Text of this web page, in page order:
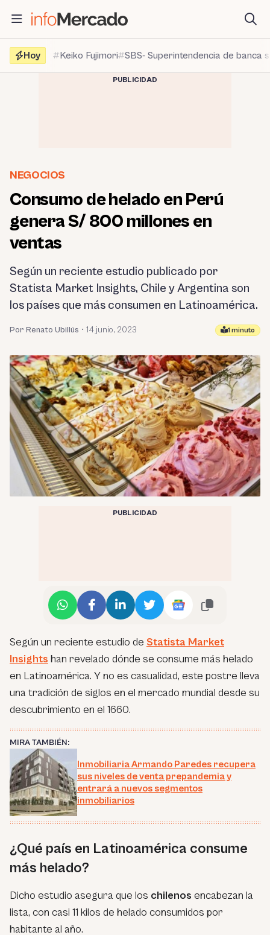
contenido
Hoy
Keiko Fujimori SBS- Superintendencia de banca
PUBLICIDAD
NEGOCIOS
Consumo de helado en Perú
genera S/ 800 millones en
ventas
Según un reciente estudio publicado por
Statista Market Insights, Chile y Argentina son
los países que más consumen en Latinoamérica.
Por Renato Ubillús • 14 junio, 2023 1 minuto
PUBLICIDAD
Según un reciente estudio de Statista Market
Insights han revelado dónde se consume más helado
en Latinoamérica. Y no es casualidad, este postre lleva
una tradición de siglos en el mercado mundial desde su
descubrimiento en el 1660.
MIRA TAMBIÉN:
Inmobiliaria Armando Paredes recupera
sus niveles de venta prepandemia y
entrará a nuevos segmentos
inmobiliarios
¿Qué país en Latinoamérica consume
más helado?
Dicho estudio asegura que los chilenos encabezan la
lista, con casi 11 kilos de helado consumidos por
habitante al año.